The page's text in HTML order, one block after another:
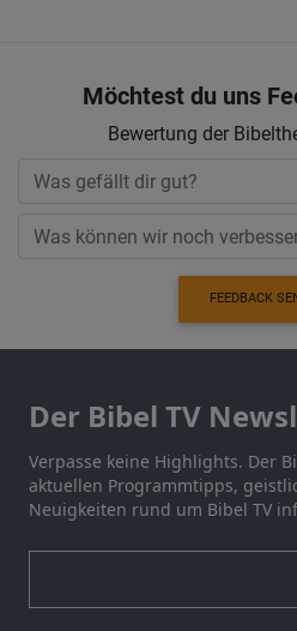
Möchtest du uns
Bewertung der
FEEDBACK
Der Bibel TV
Verpasse keine Highlights. Der
aktuellen Programmtipps,
Neuigkeiten rund um Bibel TV